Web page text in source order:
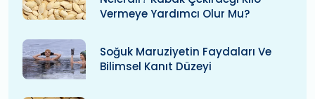
Vermeye Yardımcı Olur Mu?
Soğuk Maruziyetin Faydaları Ve
Bilimsel Kanıt Düzeyi